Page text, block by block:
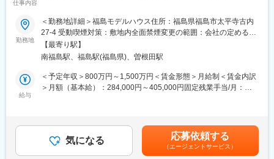
その情熱が会社全体を豊かにする原動力となり、夢に向かって突
き進んでいる姿が、誇りであると考えています。
仕事内容
し】
■魅力ポイント
・福島拠点は稼働して間もない事業所であるため、業務全般に対
して大きな裁量をもって取り組んでいくことができます！
・週2回～リモート勤務することも可能なので、ワークライフバラ
ンスを整えて働くことができます！
■業務内容
企業HP:https://www.cielhome.jp/
■業務詳細：
勤務地
＜勤務地詳細＞福島モデルハウス住所：福島県福島市太平寺古内
27-4 受動喫煙対策：敷地内全面禁煙変更の範囲：会社の定める事
業所
【最寄り駅】
南福島駅、福島駅(福島県)、曽根田駅
給与
＜予定年収＞800万円～1,500万円＜賃金形態＞月給制＜賃金内訳
＞月額（基本給）：284,000円～405,000円固定残業手当/月：
接・選考を通じて決定いたします。※参考：・経験者（不動産業界
やハウスメーカーでの営業経験2年以上）の方月給35万円～50万
円＋インセンティブ■賞与：年2回（1月、7月）■昇給：年2回（1
気になる 応募依頼する
（エージェントサービス）